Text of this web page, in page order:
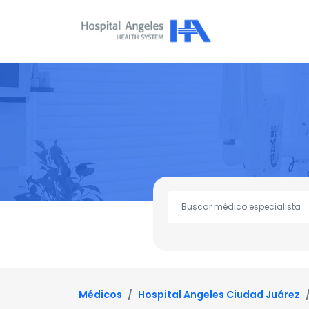
Médicos Hospital Angeles Ciudad Juárez